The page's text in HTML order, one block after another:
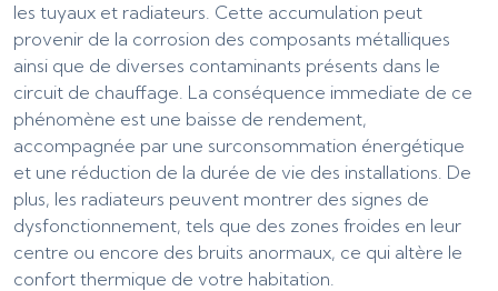
les tuyaux et radiateurs. Cette accumulation peut
provenir de la corrosion des composants métalliques
ainsi que de diverses contaminants présents dans le
circuit de chauffage. La conséquence immediate de ce
phénomène est une baisse de rendement,
accompagnée par une surconsommation énergétique
et une réduction de la durée de vie des installations. De
plus, les radiateurs peuvent montrer des signes de
dysfonctionnement, tels que des zones froides en leur
centre ou encore des bruits anormaux, ce qui altère le
confort thermique de votre habitation.